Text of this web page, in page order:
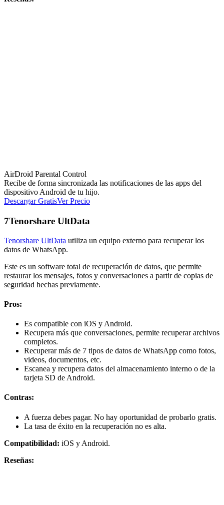
AirDroid Parental Control
Recibe de forma sincronizada las notificaciones de las apps del
dispositivo Android de tu hijo.
Descargar GratisVer Precio
7Tenorshare UltData
Tenorshare UltData utiliza un equipo externo para recuperar los
datos de WhatsApp.
Este es un software total de recuperación de datos, que permite
restaurar los mensajes, fotos y conversaciones a partir de copias de
seguridad hechas previamente.
Pros:
Es compatible con iOS y Android.
Recupera más que conversaciones, permite recuperar archivos
completos.
Recuperar más de 7 tipos de datos de WhatsApp como fotos,
videos, documentos, etc.
Escanea y recupera datos del almacenamiento interno o de la
tarjeta SD de Android.
Contras:
A fuerza debes pagar. No hay oportunidad de probarlo gratis.
La tasa de éxito en la recuperación no es alta.
Compatibilidad: iOS y Android.
Reseñas: